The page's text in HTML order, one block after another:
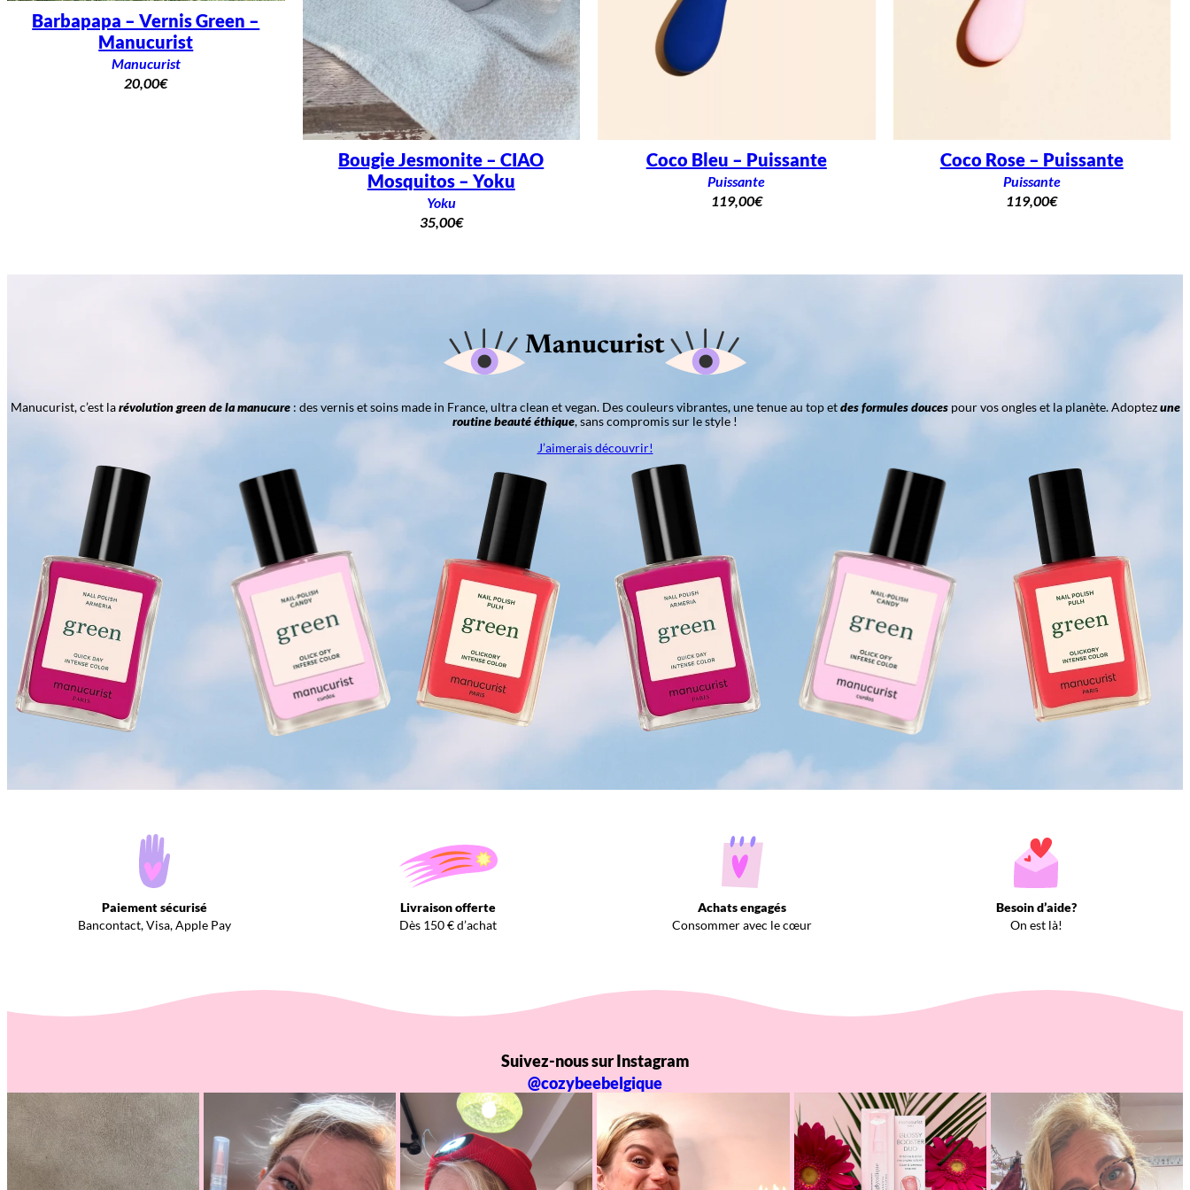
Barbapapa – Vernis Green –
Manucurist
Manucurist
20,00€
Bougie Jesmonite – CIAO
Mosquitos – Yoku
Yoku
35,00€
Coco Bleu – Puissante
Puissante
119,00€
Coco Rose – Puissante
Puissante
119,00€
Manucurist
Manucurist, c’est larévolution green de la manucure: des vernis et soins made in France, ultra clean et vegan. Des couleurs vibrantes, une tenue au top etdes formules doucespour vos ongles et la planète. Adoptezune
routine beauté éthique, sans compromis sur le style !
J’aimerais découvrir!
Paiement sécurisé
Bancontact, Visa, Apple Pay
Livraison offerte
Dès 150 € d’achat
Achats engagés
Consommer avec le cœur
Besoin d’aide?
On est là!
Suivez-nous sur Instagram
@cozybeebelgique